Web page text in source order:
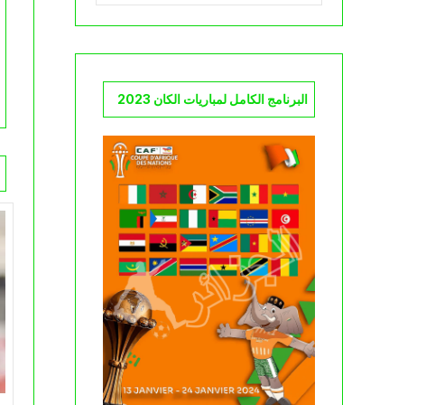
البرنامج الكامل لمباريات الكان 2023